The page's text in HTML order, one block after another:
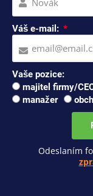
Váš e-mail:
Vaše pozice:
majitel firmy/
manažer
Odeslaním